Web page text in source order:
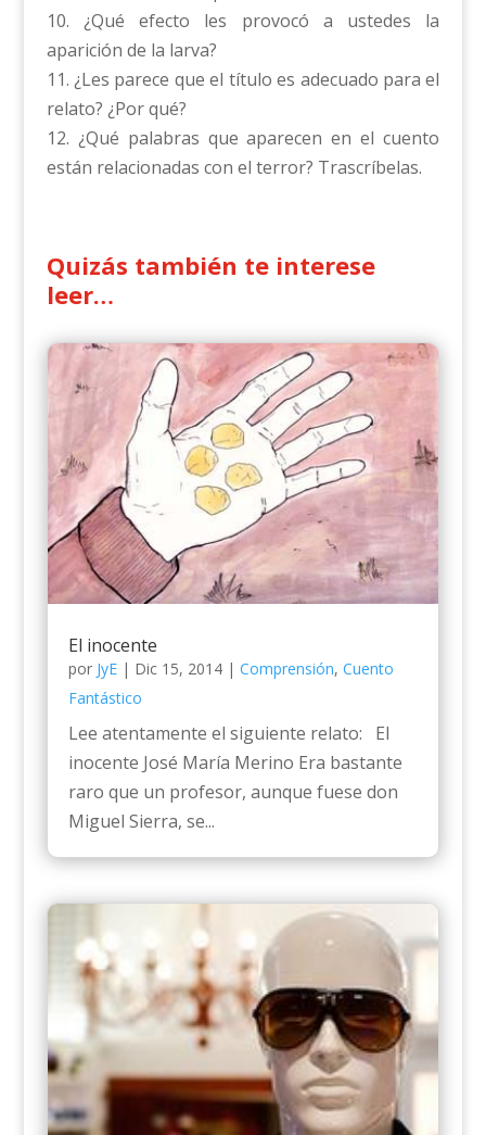
10. ¿Qué efecto les provocó a ustedes la
aparición de la larva?
11. ¿Les parece que el título es adecuado para el
relato? ¿Por qué?
12. ¿Qué palabras que aparecen en el cuento
están relacionadas con el terror? Trascríbelas.
Quizás también te interese
leer…
El inocente
por JyE| Dic 15, 2014| Comprensión, Cuento
Fantástico
Lee atentamente el siguiente relato: El
inocente José María Merino Era bastante
raro que un profesor, aunque fuese don
Miguel Sierra, se...